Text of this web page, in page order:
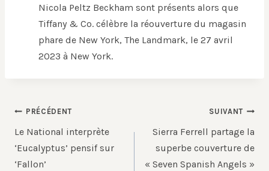
Nicola Peltz Beckham sont présents alors que
Tiffany & Co. célèbre la réouverture du magasin
phare de New York, The Landmark, le 27 avril
2023 à New York.
Navigation
de
l’article
PRÉCÉDENT
Le National interprète
‘Eucalyptus’ pensif sur
‘Fallon’
SUIVANT
Sierra Ferrell partage la
superbe couverture de
« Seven Spanish Angels »